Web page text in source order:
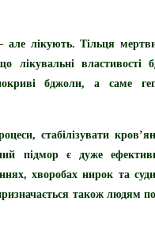
лікують. Тільця
властивості
бджоли, а саме
стабілізувати
підмор є дуже
хворобах нирок та
також людям